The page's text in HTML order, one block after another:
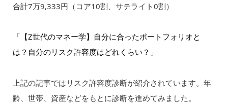
合計7万9,333円（コア10割、サテライト0割）
「 【Z世代のマネー学】自分に合ったポートフォリオと
は？自分のリスク許容度はどれくらい？ 」
上記の記事ではリスク許容度診断が紹介されています。年
齢、世帯、資産などをもとに診断を進めてみました。